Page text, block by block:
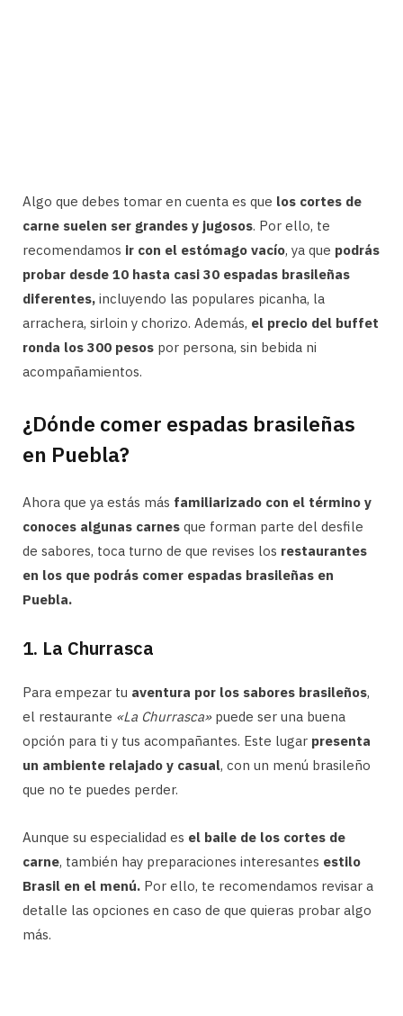
Algo que debes tomar en cuenta es que los cortes de
carne suelen ser grandes y jugosos. Por ello, te
recomendamos ir con el estómago vacío, ya que podrás
probar desde 10 hasta casi 30 espadas brasileñas
diferentes, incluyendo las populares picanha, la
arrachera, sirloin y chorizo. Además, el precio del buffet
ronda los 300 pesos por persona, sin bebida ni
acompañamientos.
¿Dónde comer espadas brasileñas
en Puebla?
Ahora que ya estás más familiarizado con el término y
conoces algunas carnes que forman parte del desfile
de sabores, toca turno de que revises los restaurantes
en los que podrás comer espadas brasileñas en
Puebla.
1. La Churrasca
Para empezar tu aventura por los sabores brasileños,
el restaurante «La Churrasca»puede ser una buena
opción para ti y tus acompañantes. Este lugar presenta
un ambiente relajado y casual, con un menú brasileño
que no te puedes perder.
Aunque su especialidad es el baile de los cortes de
carne, también hay preparaciones interesantes estilo
Brasil en el menú. Por ello, te recomendamos revisar a
detalle las opciones en caso de que quieras probar algo
más.